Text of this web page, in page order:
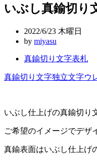
ナ
シ
いぶし真鍮切
2022/6/23 木曜日
by miyasu
真鍮切り文字表札
真鍮切り文字独立文字ウ
いぶし仕上げの真鍮切
ご希望のイメージでデ
真鍮表面はいぶし仕上げ